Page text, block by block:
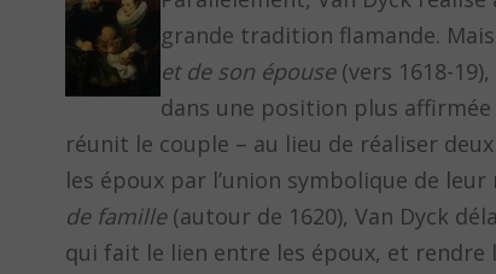
grande tradition flamande.
et de son épouse(vers 1618-
dans une position plus
réunit le couple – au lieu de réaliser
les époux par l’union symbolique de
de famille(autour de 1620), Van Dyck
qui fait le lien entre les époux, et